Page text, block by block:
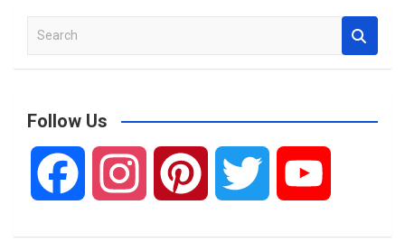
a
c
Follow Us